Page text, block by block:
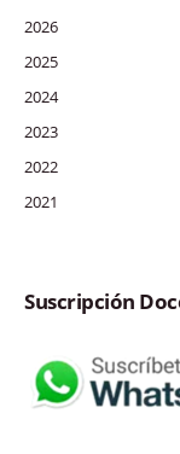
2026
2025
2024
2023
2022
2021
Suscripción